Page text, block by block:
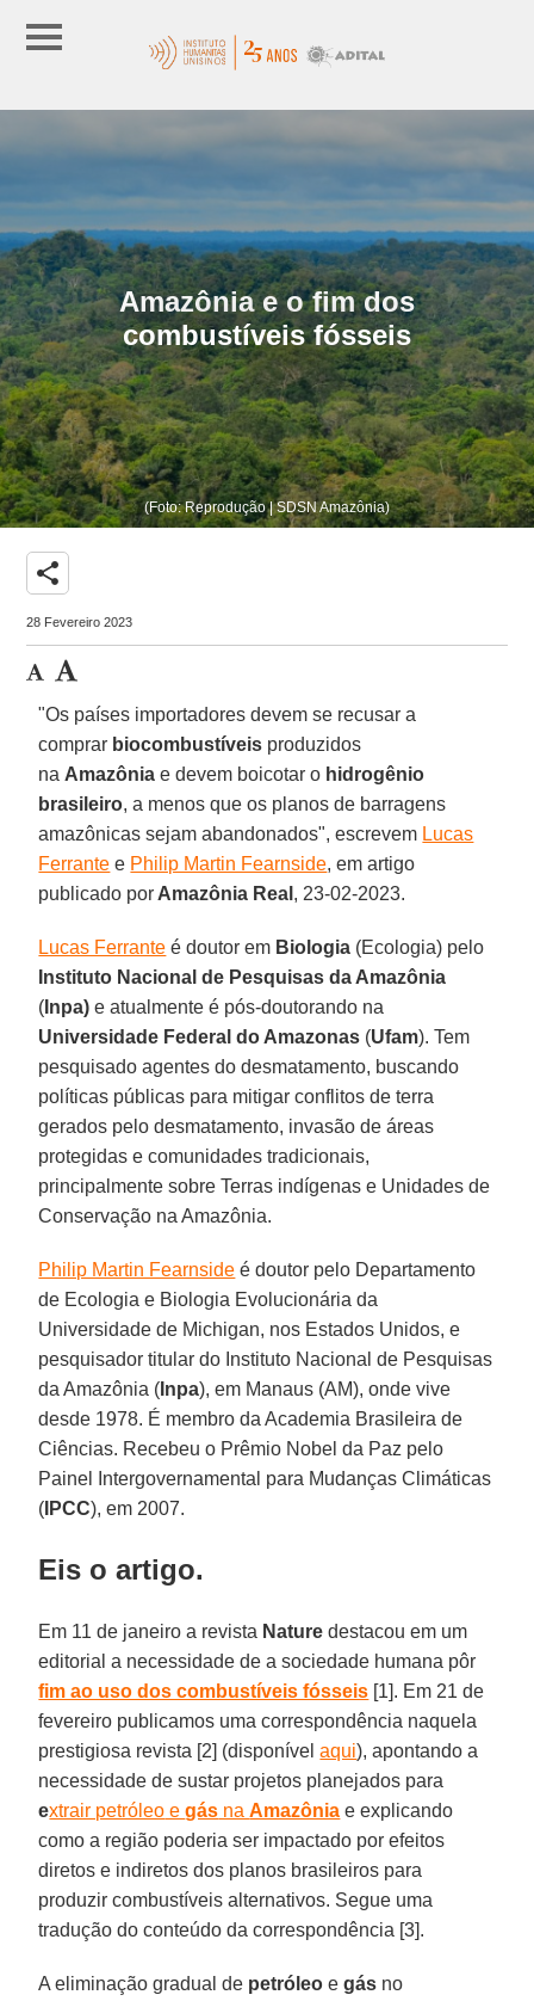
Amazônia e o fim dos
combustíveis fósseis
(Foto: Reprodução | SDSN Amazônia)
share
28 Fevereiro 2023
"Os países importadores devem se recusar a
comprar biocombustíveis produzidos
na Amazônia e devem boicotar o hidrogênio
brasileiro, a menos que os planos de barragens
amazônicas sejam abandonados", escrevem Lucas
Ferrante e Philip Martin Fearnside, em artigo
publicado por Amazônia Real , 23-02-2023.
Lucas Ferrante é doutor em Biologia (Ecologia) pelo
Instituto Nacional de Pesquisas da Amazônia
( Inpa) e atualmente é pós-doutorando na
Universidade Federal do Amazonas (Ufam). Tem
pesquisado agentes do desmatamento, buscando
políticas públicas para mitigar conflitos de terra
gerados pelo desmatamento, invasão de áreas
protegidas e comunidades tradicionais,
principalmente sobre Terras indígenas e Unidades de
Conservação na Amazônia.
Philip Martin Fearnside é doutor pelo Departamento
de Ecologia e Biologia Evolucionária da
Universidade de Michigan, nos Estados Unidos, e
pesquisador titular do Instituto Nacional de Pesquisas
da Amazônia ( Inpa), em Manaus (AM), onde vive
desde 1978. É membro da Academia Brasileira de
Ciências. Recebeu o Prêmio Nobel da Paz pelo
Painel Intergovernamental para Mudanças Climáticas
( IPCC), em 2007.
Eis o artigo.
Em 11 de janeiro a revista Nature destacou em um
editorial a necessidade de a sociedade humana pôr
fim ao uso dos combustíveis fósseis [1]. Em 21 de
fevereiro publicamos uma correspondência naquela
prestigiosa revista [2] (disponívelaqui), apontando a
necessidade de sustar projetos planejados para
extrair petróleo egás naAmazônia e explicando
como a região poderia ser impactado por efeitos
diretos e indiretos dos planos brasileiros para
produzir combustíveis alternativos. Segue uma
tradução do conteúdo da correspondência [3].
A eliminação gradual de petróleo egás no